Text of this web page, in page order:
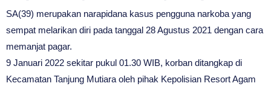
SA(39) merupakan narapidana kasus pengguna narkoba yang
sempat melarikan diri pada tanggal 28 Agustus 2021 dengan cara
memanjat pagar.
9 Januari 2022 sekitar pukul 01.30 WIB, korban ditangkap di
Kecamatan Tanjung Mutiara oleh pihak Kepolisian Resort Agam